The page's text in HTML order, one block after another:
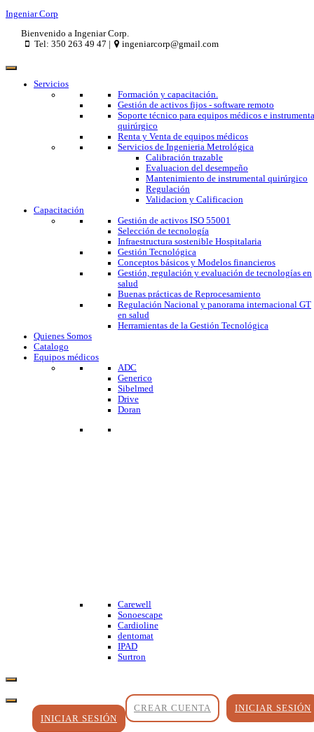
Ingeniar Corp
Bienvenido a Ingeniar Corp.
Tel: 350 263 49 47 |
ingeniarcorp@gmail.com
Servicios
Formación y capacitación.
Gestión de activos fijos - software remoto
Soporte técnico para equipos médicos e
quirúrgico
Renta y Venta de equipos médicos
Servicios de Ingenieria Metrológica
Calibración trazable
Evaluacion del desempeño
Mantenimiento de instrumental quirúrgico
Regulación
Validacion y Calificacion
Capacitación
Gestión de activos ISO 55001
Selección de tecnología
Infraestructura sostenible Hospitalaria
Gestión Tecnológica
Conceptos básicos y Modelos financieros
Gestión, regulación y evaluación de tecnologías en
salud
Buenas prácticas de Reprocesamiento
Regulación Nacional y panorama internacional GT
en salud
Herramientas de la Gestión Tecnológica
Quienes Somos
Catalogo
Equipos médicos
ADC
Generico
Sibelmed
Drive
Doran
Carewell
Sonoescape
Cardioline
dentomat
IPAD
Surtron
INICIAR SESIÓN
CREAR CUENTA
INICIAR SESIÓN